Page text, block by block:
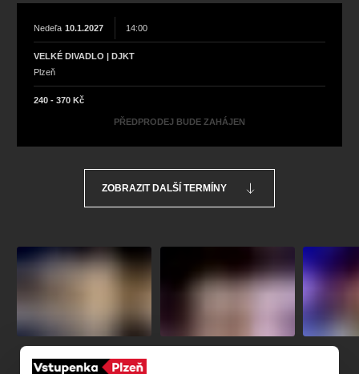
Nedeľa 10.1.2027 14:00
VELKÉ DIVADLO | DJKT
Plzeň
240 - 370 Kč
PŘEDPRODEJ BUDE ZAHÁJEN
ZOBRAZIT DALŠÍ TERMÍNY